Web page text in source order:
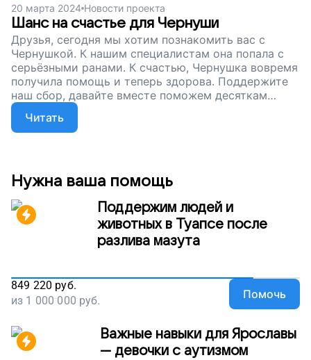
20 марта 2024 Новости проекта
Шанс на счастье для Чернуши
Друзья, сегодня мы хотим познакомить вас с
Чернушкой. К нашим специалистам она попала с
серьёзными ранами. К счастью, Чернушка вовремя
получила помощь и теперь здорова. Поддержите
наш сбор, давайте вместе поможем десяткам
пострадавших от жизни на улице хвостиков. Пусть
они крепко встанут на лапы и найдут дом!
Читать
Нужна ваша помощь
Поддержим людей и
животных в Туапсе после
разлива мазута
849 220 руб.
из 1 000 000 руб. Помочь
Важные навыки для Ярославы
— девочки с аутизмом